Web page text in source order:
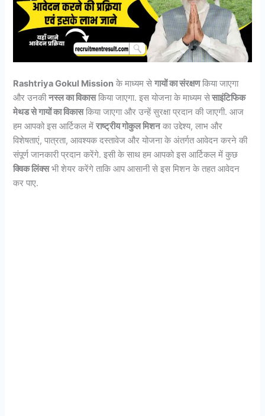
Rashtriya Gokul Mission के माध्यम सेगायों का संरक्षणकिया जाएगा
और उनकीनस्ल का विकासकिया जाएगा. इस योजना के माध्यम सेसाइंटिफिक
मेथड से गायों का विकासकिया जाएगा और उन्हें सुरक्षा प्रदान की जाएगी. आज
हम आपको इस आर्टिकल मेंराष्ट्रीय गोकुल मिशनका उद्देश्य, लाभ और
विशेषताएं, पात्रता, आवश्यक दस्तावेज और योजना के अंतर्गत आवेदन करने की
संपूर्ण जानकारी प्रदान करेंगे. इसी के साथ हम आपको इस आर्टिकल में कुछ
क्विक लिंक्सभी शेयर करेंगे ताकि आप आसानी से इस मिशन के तहत आवेदन
कर पाए.